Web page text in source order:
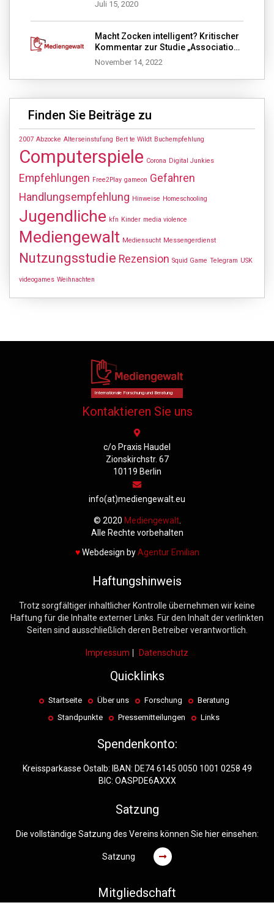
Juli 15, 2020
Macht Zocken intelligent? Kritischer
Kommentar zur Studie „Association
of video gaming with cognitive
performance among children“
November 14, 2022
Finden Sie Beiträge zu
2007 Abzocke Alterseinstufung Bert te Wildt Buchempfehlung
Computerspiele Corona Digital Junkies
Empfehlungen Free2Play gameon Gefahren
Handlungsempfehlung Hinweise Homeschooling
Jugendliche kfn Kinder media violence
Mediengewalt Mediensucht Messengerdienst
Nutzungsstudie Rezension Squid Game Telegram USK
videogames Weihnachten
Internationale Forschung und Beratung
Kontaktieren Sie uns
c/o Praxis Haudel
Zionskirchstr. 67
10119 Berlin
info(at)mediengewalt.eu
© 2020 Mediengewalt.
Alle Rechte vorbehalten
♥️Webdesign byAgentur Emilian
Haftungshinweis
Trotz sorgfältiger inhaltlicher Kontrolle übernehmen wir keine
Haftung für die Inhalte externer Links. Für den Inhalt der verlinkten
Seiten sind ausschließlich deren Betreiber verantwortlich.
Impressum Datenschutz
Quicklinks
Startseite Über uns Forschung
Beratung
Standpunkte
Pressemitteilungen Links
Spendenkonto:
Kreissparkasse Ostalb: IBAN: DE74 6145 0050 1001 0258 49
BIC: OASPDE6AXXX
Satzung
Die vollständige Satzung des Vereins können Sie hier einsehen:
Satzung
Mitgliedschaft